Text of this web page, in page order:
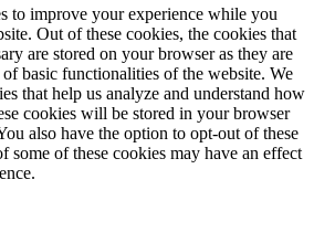
to improve your experience while you
Out of these cookies, the cookies that
are stored on your browser as they are
basic functionalities of the website. We
that help us analyze and understand how
cookies will be stored in your browser
also have the option to opt-out of these
some of these cookies may have an effect